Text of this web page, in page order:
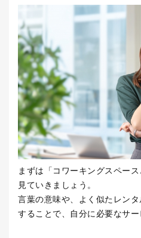
まずは「コワーキングスペー
見ていきましょう。
言葉の意味や、よく似たレン
することで、自分に必要なサー